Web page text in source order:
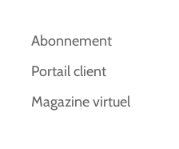
Abonnement
Portail client
Magazine virtuel